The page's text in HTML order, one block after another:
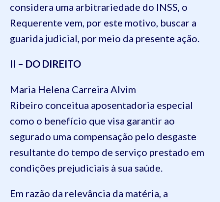
considera uma arbitrariedade do INSS, o
Requerente vem, por este motivo, buscar a
guarida judicial, por meio da presente ação.
II – DO DIREITO
Maria Helena Carreira Alvim
Ribeiro conceitua aposentadoria especial
como o benefício que visa garantir ao
segurado uma compensação pelo desgaste
resultante do tempo de serviço prestado em
condições prejudiciais à sua saúde.
Em razão da relevância da matéria, a